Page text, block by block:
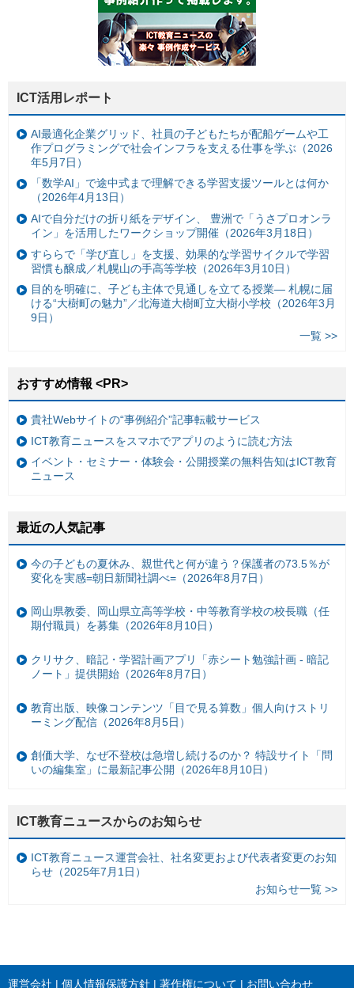
ICT活用レポート
AI最適化企業グリッド、社員の子どもたちが配船ゲームや工
作プログラミングで社会インフラを支える仕事を学ぶ（2026
年5月7日）
「数学AI」で途中式まで理解できる学習支援ツールとは何か
（2026年4月13日）
AIで自分だけの折り紙をデザイン、 豊洲で「うさプロオンラ
イン」を活用したワークショップ開催（2026年3月18日）
すららで「学び直し」を支援、効果的な学習サイクルで学習
習慣も醸成／札幌山の手高等学校（2026年3月10日）
目的を明確に、子ども主体で見通しを立てる授業— 札幌に届
ける“大樹町の魅力”／北海道大樹町立大樹小学校（2026年3月
9日）
一覧 >>
おすすめ情報 <PR>
貴社Webサイトの“事例紹介”記事転載サービス
ICT教育ニュースをスマホでアプリのように読む方法
イベント・セミナー・体験会・公開授業の無料告知はICT教育
ニュース
最近の人気記事
今の子どもの夏休み、親世代と何が違う？保護者の73.5％が
変化を実感=朝日新聞社調べ=（2026年8月7日）
岡山県教委、岡山県立高等学校・中等教育学校の校長職（任
期付職員）を募集（2026年8月10日）
クリサク、暗記・学習計画アプリ「赤シート勉強計画 - 暗記
ノート」提供開始（2026年8月7日）
教育出版、映像コンテンツ「目で見る算数」個人向けストリ
ーミング配信（2026年8月5日）
創価大学、なぜ不登校は急増し続けるのか？ 特設サイト「問
いの編集室」に最新記事公開（2026年8月10日）
ICT教育ニュースからのお知らせ
ICT教育ニュース運営会社、社名変更および代表者変更のお知
らせ（2025年7月1日）
お知らせ一覧 >>
運営会社 個人情報保護方針 著作権について お問い合わせ